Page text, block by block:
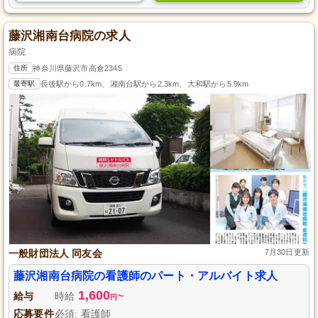
藤沢湘南台病院の求人
病院
住所 神奈川県藤沢市高倉2345
最寄駅 長後駅から0.7km、湘南台駅から2.3km、大和駅から5.9km
一般財団法人 同友会 7月30日更新
藤沢湘南台病院の看護師のパート・アルバイト求人
給与 時給 1,600円 ~
応募要件必須: 看護師